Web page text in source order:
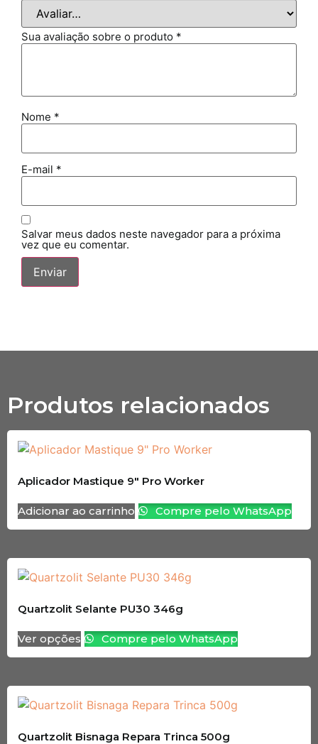
Sua avaliação sobre o produto *
Nome *
E-mail *
Salvar meus dados neste navegador para a próxima
vez que eu comentar.
Produtos relacionados
Aplicador Mastique 9″ Pro Worker
Adicionar ao carrinho Compre pelo WhatsApp
Quartzolit Selante PU30 346g
Ver opções Compre pelo WhatsApp
Quartzolit Bisnaga Repara Trinca 500g